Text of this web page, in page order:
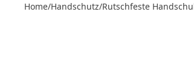
Home/Handschutz/Rutschfeste